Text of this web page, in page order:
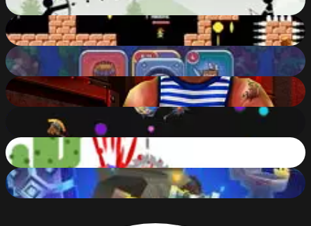
87 %
Trapz.io
59%
Pirate Cards
86%
Rocket Clash 3D
78 %
Weapon.io
80
Dashy Run!
62
%
Bullet League
79%